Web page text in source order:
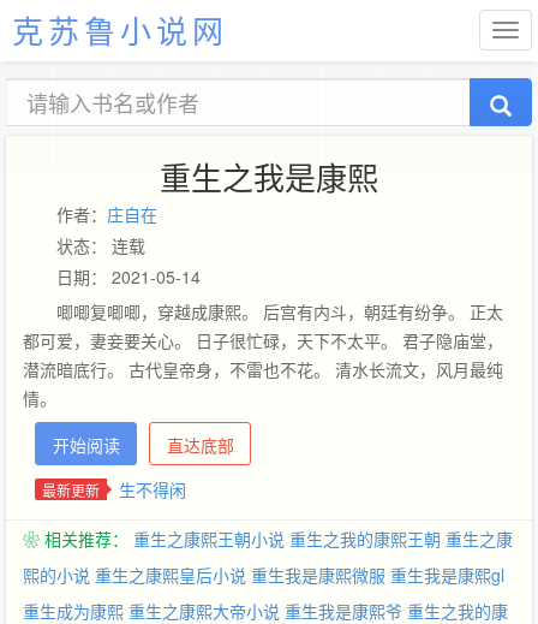
克苏鲁小说网
重生之我是康熙
作者： 庄自在
状态： 连载
日期： 2021-05-14
唧唧复唧唧，穿越成康熙。 后宫有内斗，朝廷有纷争。 正太
都可爱，妻妾要关心。 日子很忙碌，天下不太平。 君子隐庙堂，
潜流暗底行。 古代皇帝身，不雷也不花。 清水长流文，风月最纯
情。
开始阅读
直达底部
最新更新 生不得闲
❀ 相关推荐： 重生之康熙王朝小说 重生之我的康熙王朝 重生之康
熙的小说 重生之康熙皇后小说 重生我是康熙微服 重生我是康熙gl
重生成为康熙 重生之康熙大帝小说 重生我是康熙爷 重生之我的康